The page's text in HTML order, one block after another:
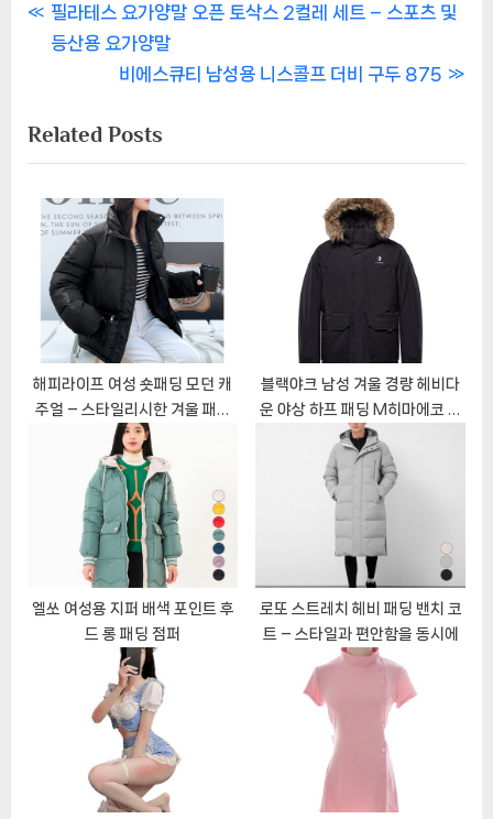
글
게
이
P
r
i
o
u
s
P
o
s
:
필라테스 요가양말 오픈 토삭스 2컬레 세트 – 스포츠 및
등산용 요가양말
N
x
t
P
o
t
:
비에스큐티 남성용 니스콜프 더비 구두 875
Related Posts
해피라이프 여성 숏패딩 모던 캐
주얼 – 스타일리시한 겨울 패션
완성
블랙야크 남성 겨울 경량 헤비다
운 야상 하프 패딩 M히마에코 다
운자켓 1BYPAW3023
엘쏘 여성용 지퍼 배색 포인트 후
드 롱 패딩 점퍼
로또 스트레치 헤비 패딩 밴치 코
트 – 스타일과 편안함을 동시에